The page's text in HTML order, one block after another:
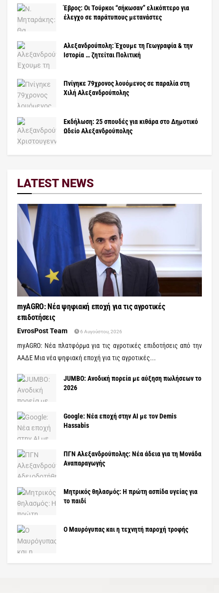
Έβρος: Οι Τούρκοι “σήκωσαν” ελικόπτερο για
έλεγχο σε παράτυπους μετανάστες
Αλεξανδρούπολη: Έχουμε τη Γεωγραφία & την
Ιστορία … ζητείται Πολιτική
Πνίγηκε 79χρονος λουόμενος σε παραλία στη
Χιλή Αλεξανδρούπολης
Εκδήλωση: 25 σπουδές για κιθάρα στο Δημοτικό
Ωδείο Αλεξανδρούπολης
LATEST NEWS
myAGRO: Νέα ψηφιακή εποχή για τις αγροτικές
επιδοτήσεις
EvrosPost Team 6 Αυγούστου, 2026
myAGRO: Νέα πλατφόρμα για τις αγροτικές επιδοτήσεις από την
ΑΑΔΕ Μια νέα ψηφιακή εποχή για τις αγροτικές...
JUMBO: Ανοδική πορεία με αύξηση πωλήσεων το
2026
Google: Νέα εποχή στην AI με τον Demis
Hassabis
ΠΓΝ Αλεξανδρούπολης: Νέα άδεια για τη Μονάδα
Αναπαραγωγής
Μητρικός θηλασμός: Η πρώτη ασπίδα υγείας για
το παιδί
Ο Μαυρόγυπας και η τεχνητή παροχή τροφής